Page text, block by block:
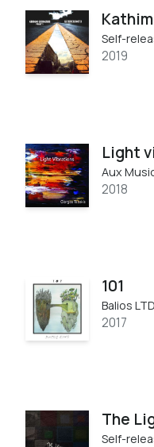
Self-
2019
Light
Aux
2018
101
Balios
2017
The
Self-